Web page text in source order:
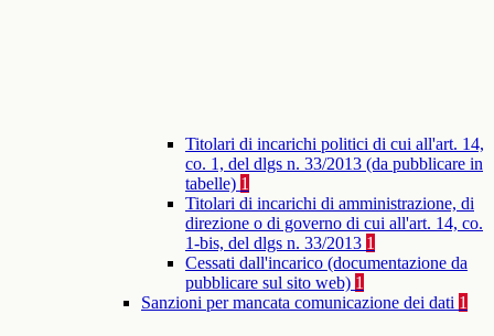
Titolari di incarichi politici di cui all'art. 14,
co. 1, del dlgs n. 33/2013 (da pubblicare in
tabelle) 1
Titolari di incarichi di amministrazione, di
direzione o di governo di cui all'art. 14, co.
1-bis, del dlgs n. 33/2013 1
Cessati dall'incarico (documentazione da
pubblicare sul sito web) 1
Sanzioni per mancata comunicazione dei dati 1